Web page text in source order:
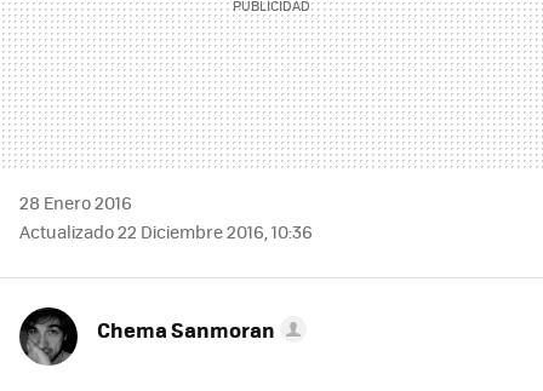
28 Enero 2016
Actualizado 22 Diciembre 2016, 10:36
Chema Sanmoran